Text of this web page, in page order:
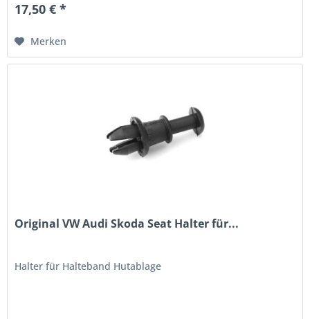
17,50 € *
Merken
Original VW Audi Skoda Seat Halter für...
Halter für Halteband Hutablage